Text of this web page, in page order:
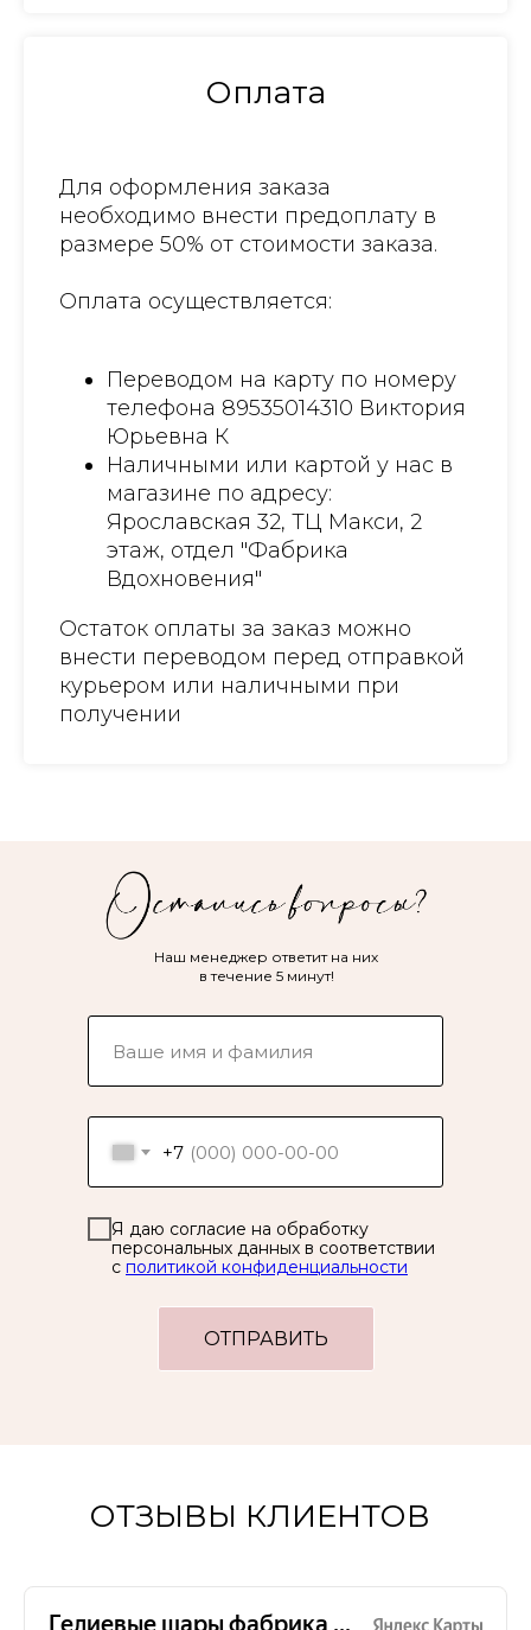
Оплата
Для оформления заказа
необходимо внести предоплату в
размере 50% от стоимости заказа.
Оплата осуществляется:
Переводом на карту по номеру
телефона 89535014310 Виктория
Юрьевна К
Наличными или картой у нас в
магазине по адресу:
Ярославская 32, ТЦ Макси, 2
этаж, отдел "Фабрика
Вдохновения"
Остаток оплаты за заказ можно
внести переводом перед отправкой
курьером или наличными при
получении
+7
Я даю согласие на обработку
персональных данных в соответствии
с политикой конфиденциальности
ОТПРАВИТЬ
Наш менеджер ответит на них
в течение 5 минут!
ОТЗЫВЫ КЛИЕНТОВ